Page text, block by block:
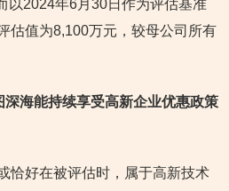
以2024年6月30日作为评估基准
估值为8,100万元，较母公司所有
海能持续享受高新企业优惠政策
恰好在被评估时，属于高新技术